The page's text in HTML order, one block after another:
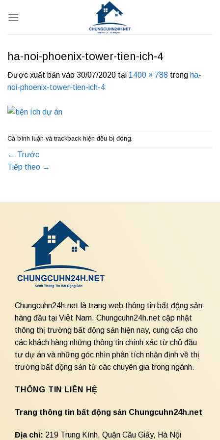
qua
ha-noi-phoenix-tower-tien-ich-4
Được xuất bản vào 30/07/2020 tại 1400 × 788 trong ha-
noi-phoenix-tower-tien-ich-4
Cả bình luận và trackback hiện đều bị đóng.
← Trước
Tiếp theo →
Chungcuhn24h.net là trang web thông tin bất động sản
hàng đầu tại Việt Nam. Chungcuhn24h.net cập nhật
thông thị trường bất động sản hiện nay, cung cấp cho
các khách hàng những thông tin chính xác từ chủ đầu
tư dự án và những góc nhìn phân tích nhận định về thị
trường bất động sản từ các chuyên gia trong ngành.
THÔNG TIN LIÊN HỆ
Trang thông tin bất động sản Chungcuhn24h.net
Địa chỉ: 219 Trung Kính, Quận Cầu Giấy, Hà Nội